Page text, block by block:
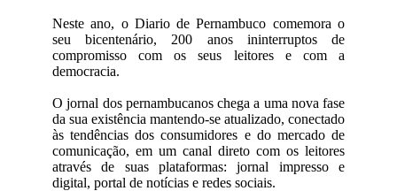
Neste ano, o Diario de Pernambuco comemora o
seu bicentenário, 200 anos ininterruptos de
compromisso com os seus leitores e com a
democracia.
O jornal dos pernambucanos chega a uma nova fase
da sua existência mantendo-se atualizado, conectado
às tendências dos consumidores e do mercado de
comunicação, em um canal direto com os leitores
através de suas plataformas: jornal impresso e
digital, portal de notícias e redes sociais.